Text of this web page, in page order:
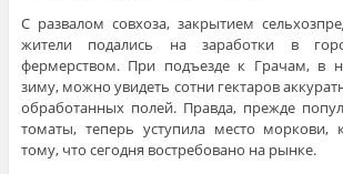
С развалом совхоза, закрытием
жители подались на заработки в
фермерством. При подъезде к Грачам, в
зиму, можно увидеть сотни гектаров
обработанных полей. Правда, прежде
томаты, теперь уступила место моркови,
тому, что сегодня востребовано на рынке.